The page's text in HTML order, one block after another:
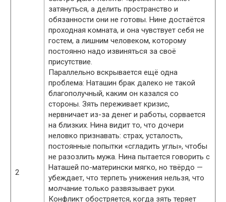
2
затянуться, а делить пространство и
обязанности они не готовы. Нине достаётся
проходная комната, и она чувствует себя не
гостем, а лишним человеком, которому
постоянно надо извиняться за своё
присутствие.
Параллельно вскрывается ещё одна
проблема: Наташин брак далеко не такой
благополучный, каким он казался со
стороны. Зять переживает кризис,
нервничает из-за денег и работы, сорвается
на близких. Нина видит то, что дочери
неловко признавать: страх, усталость,
постоянные попытки «сгладить углы», чтобы
не разозлить мужа. Нина пытается говорить с
Наташей по-матерински мягко, но твёрдо —
убеждает, что терпеть унижения нельзя, что
молчание только развязывает руки.
Конфликт обостряется, когда зять теряет